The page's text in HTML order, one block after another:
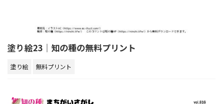
塗り絵23｜知の種の無料プリント
塗り絵 無料プリント